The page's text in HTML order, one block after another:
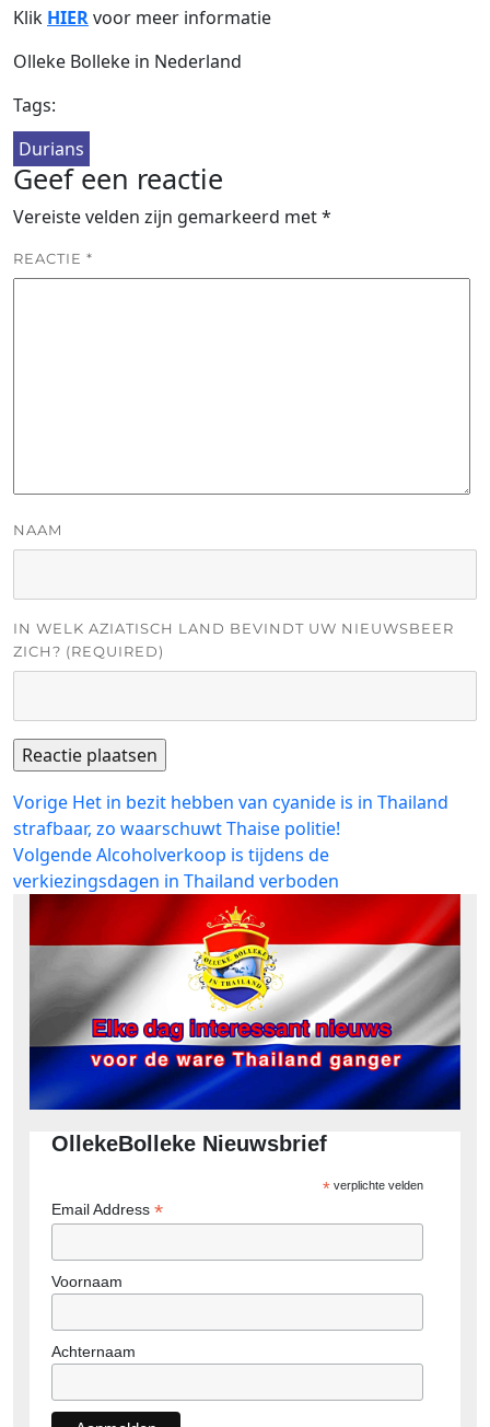
Klik HIERvoor meer informatie
Olleke Bolleke in Nederland
Tags:
Durians
Geef een reactie
Vereiste velden zijn gemarkeerd met*
REACTIE *
NAAM
IN WELK AZIATISCH LAND BEVINDT UW NIEUWSBEER
ZICH? (REQUIRED)
Bericht
navigatie
Vorige Vorig
bericht:
Het in bezit hebben van cyanide is in Thailand
strafbaar, zo waarschuwt Thaise politie!
VolgendeVolgend
bericht:
Alcoholverkoop is tijdens de
verkiezingsdagen in Thailand verboden
OllekeBolleke Nieuwsbrief
*verplichte velden
Email Address *
Voornaam
Achternaam